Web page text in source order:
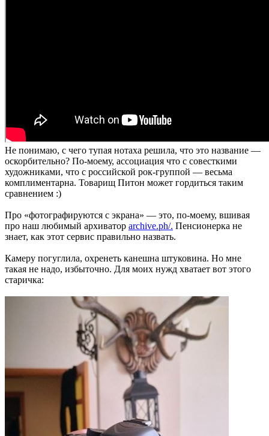
Не понимаю, с чего тупая нотаха решила, что это название —
оскорбительно? По-моему, ассоциация что с совесткими
художниками, что с российской рок-группой — весьма
комплиментарна. Товарищ Питон может гордиться таким
сравнением :)
Про «фотографируются с экрана» — это, по-моему, вшивая
про наш любимый архиватор archive.ph/. Пенсионерка не
знает, как этот сервис правильно назвать.
Камеру погуглила, охренеть канешна штуковина. Но мне
такая не надо, избыточно. Для моих нужд хватает вот этого
старичка: